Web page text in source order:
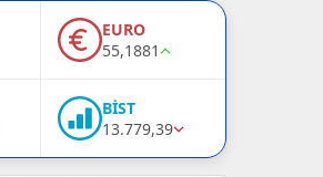
EURO
55,1881
BİST
13.779,39